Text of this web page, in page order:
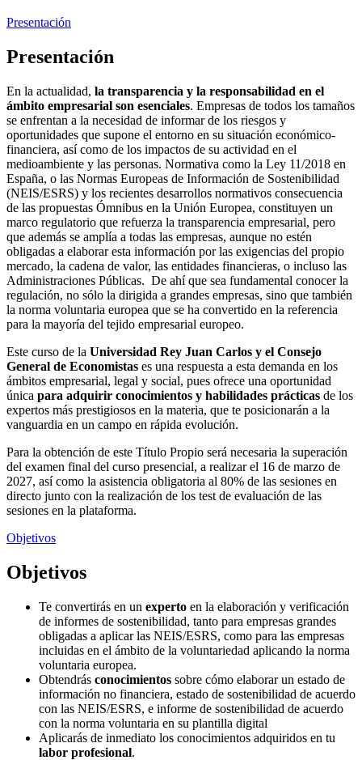
Presentación
Presentación
En la actualidad, la transparencia y la responsabilidad en el
ámbito empresarial son esenciales. Empresas de todos los tamaños
se enfrentan a la necesidad de informar de los riesgos y
oportunidades que supone el entorno en su situación económico-
financiera, así como de los impactos de su actividad en el
medioambiente y las personas. Normativa como la Ley 11/2018 en
España, o las Normas Europeas de Información de Sostenibilidad
(NEIS/ESRS) y los recientes desarrollos normativos consecuencia
de las propuestas Ómnibus en la Unión Europea, constituyen un
marco regulatorio que refuerza la transparencia empresarial, pero
que además se amplía a todas las empresas, aunque no estén
obligadas a elaborar esta información por las exigencias del propio
mercado, la cadena de valor, las entidades financieras, o incluso las
Administraciones Públicas. De ahí que sea fundamental conocer la
regulación, no sólo la dirigida a grandes empresas, sino que también
la norma voluntaria europea que se ha convertido en la referencia
para la mayoría del tejido empresarial europeo.
Este curso de la Universidad Rey Juan Carlos y el Consejo
General de Economistas es una respuesta a esta demanda en los
ámbitos empresarial, legal y social, pues ofrece una oportunidad
única para adquirir conocimientos y habilidades prácticas de los
expertos más prestigiosos en la materia, que te posicionarán a la
vanguardia en un campo en rápida evolución.
Para la obtención de este Título Propio será necesaria la superación
del examen final del curso presencial, a realizar el 16 de marzo de
2027, así como la asistencia obligatoria al 80% de las sesiones en
directo junto con la realización de los test de evaluación de las
sesiones en la plataforma.
Objetivos
Objetivos
Te convertirás en un experto en la elaboración y verificación
de informes de sostenibilidad, tanto para empresas grandes
obligadas a aplicar las NEIS/ESRS, como para las empresas
incluidas en el ámbito de la voluntariedad aplicando la norma
voluntaria europea.
Obtendrás conocimientos sobre cómo elaborar un estado de
información no financiera, estado de sostenibilidad de acuerdo
con las NEIS/ESRS, e informe de sostenibilidad de acuerdo
con la norma voluntaria en su plantilla digital
Aplicarás de inmediato los conocimientos adquiridos en tu
labor profesional.